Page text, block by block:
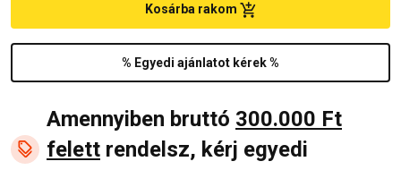
% Egyedi ajánlatot kérek %
Kosárba rakom
Amennyiben bruttó 300.000 Ft
felett rendelsz, kérj egyedi